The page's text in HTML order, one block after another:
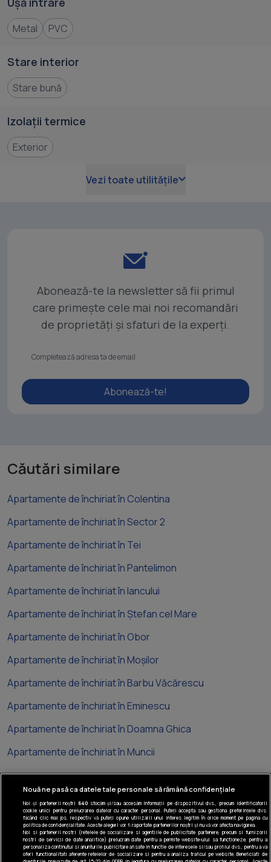
Metal PVC
Stare interior
Stare bună
Izolații termice
Exterior
Vezi toate utilitățile
Abonează-te la newsletter să fii primul
care primește cele mai noi recomandări
de proprietăți și sfaturi de la experți.
Abonează-te!
Căutări similare
Apartamente de închiriat în Colentina
Apartamente de închiriat în Sector 2
Apartamente de închiriat în Tei
Apartamente de închiriat în Pantelimon
Apartamente de închiriat în Iancului
Apartamente de închiriat în Ștefan cel Mare
Apartamente de închiriat în Obor
Apartamente de închiriat în Moșilor
Apartamente de închiriat în Barbu Văcărescu
Apartamente de închiriat în Eminescu
Apartamente de închiriat în Doamna Ghica
Apartamente de închiriat în Muncii
Tel: +40 374 40 44 99
Iride Business Park, Bld. Dimitrie
Pompeiu 9-9A, Clădirea B2B, 020335,
sector 2, București, România
Nouă ne pasă ca datele tale personale să rămână confidențiale
Noi și partenerii noștri 640stocăm și/sau accesăm informații pe dispozitivul dvs., precum identificatorii
cookie unici pentru prelucrarea datelor cu caracter personal. Puteți accepta sau gestiona preferințele dvs.
făcând clic mai jos, respectiv vă puteți opune utilizării unui interes legitim în orice moment pe pagina cu
politica de confidențialitate. Aceste alegeri vor fi raportate partenerilor noștri și nu vă vor afecta navigarea.
Noi si partenerii nostri (retelele de socializare si agentiile de publicitate partenere, precum si furnizorii
nostri de servicii de date analitice) prelucram date pentru a permite website-ului sa functioneze, pentru a
personaliza continutul si anunturile publicitare afisate in functie de interesele si/sau profilul dvs., pentru a va
oferi functionalitati aferente retelelor de socializare si pentru a analiza traficul pe website. Beneficiati de